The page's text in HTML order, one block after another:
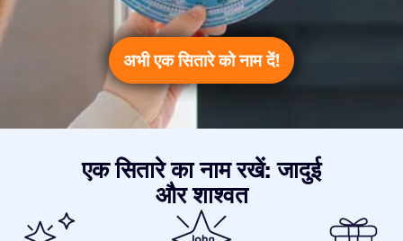
अभी एक सितारे को नाम दें!
एक सितारे का नाम रखें: जादुई
और शाश्वत